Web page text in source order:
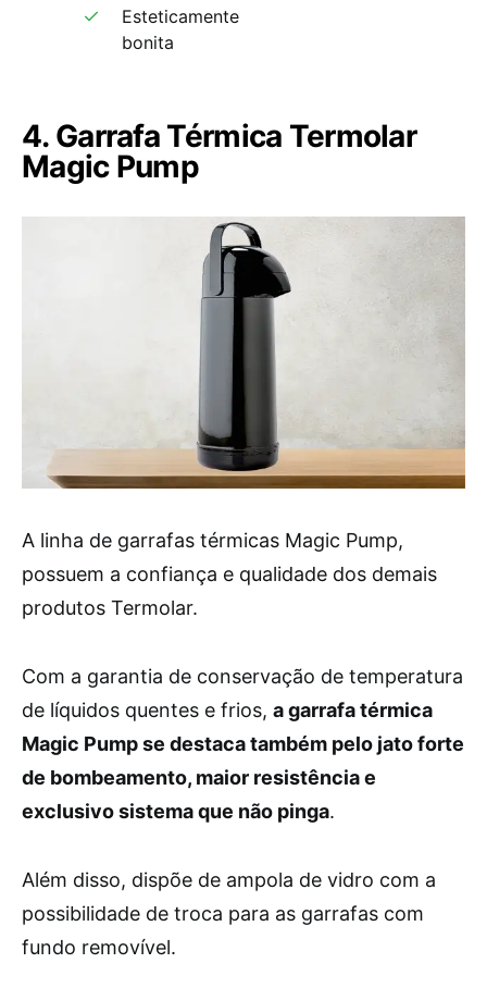
Esteticamente
bonita
4. Garrafa Térmica Termolar
Magic Pump
A linha de garrafas térmicas Magic Pump,
possuem a confiança e qualidade dos demais
produtos Termolar.
Com a garantia de conservação de temperatura
de líquidos quentes e frios, a garrafa térmica
Magic Pump se destaca também pelo jato forte
de bombeamento, maior resistência e
exclusivo sistema que não pinga.
Além disso, dispõe de ampola de vidro com a
possibilidade de troca para as garrafas com
fundo removível.